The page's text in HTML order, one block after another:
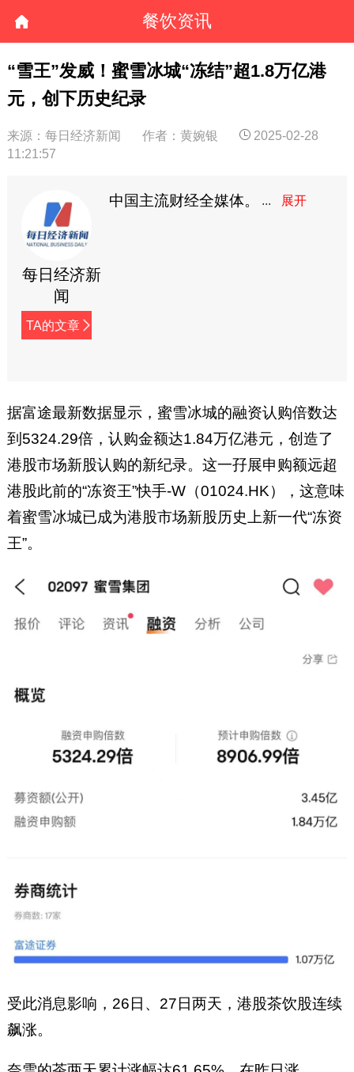
餐饮资讯
“雪王”发威！蜜雪冰城“冻结”超1.8万亿港
元，创下历史纪录
来源：每日经济新闻 作者：黄婉银
2025-02-28
11:21:57
每日经济新
闻
TA的文章
中国主流财经全媒体。
据富途最新数据显示，蜜雪冰城的融资认购倍数达
到5324.29倍，认购金额达1.84万亿港元，创造了
港股市场新股认购的新纪录。这一孖展申购额远超
港股此前的“冻资王”快手-W（01024.HK），这意味
着蜜雪冰城已成为港股市场新股历史上新一代“冻资
王”。
受此消息影响，26日、27日两天，港股茶饮股连续
飙涨。